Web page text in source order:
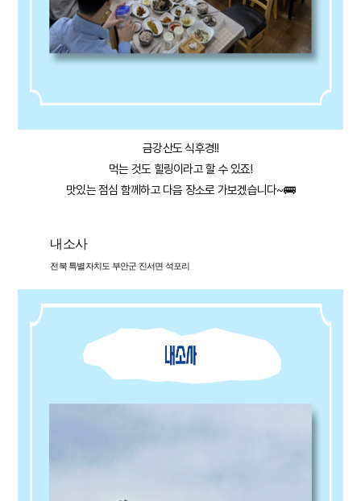
금강산도 식후경!!
먹는 것도 힐링이라고 할 수 있죠!
맛있는 점심 함께하고 다음 장소로 가보겠습니다~🚌
내소사
전북 특별자치도 부안군 진서면 석포리